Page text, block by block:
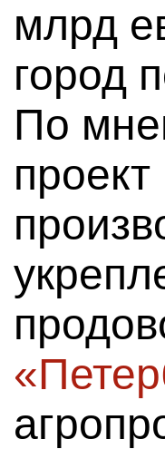
млрд
город
По